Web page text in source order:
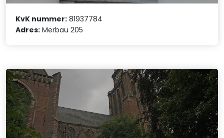
KvK nummer: 81937784
Adres: Merbau 205